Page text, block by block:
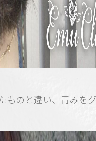
ものと違い、青みを